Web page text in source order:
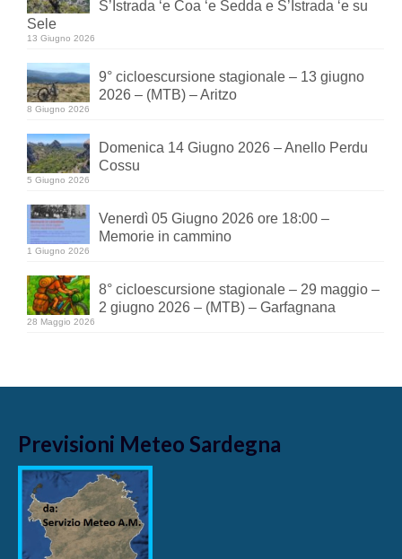
S’Istrada ‘e Coa ‘e Sedda e S’Istrada ‘e su
Sele
13 Giugno 2026
9° cicloescursione stagionale – 13 giugno
2026 – (MTB) – Aritzo
8 Giugno 2026
Domenica 14 Giugno 2026 – Anello Perdu
Cossu
5 Giugno 2026
Venerdì 05 Giugno 2026 ore 18:00 –
Memorie in cammino
1 Giugno 2026
8° cicloescursione stagionale – 29 maggio –
2 giugno 2026 – (MTB) – Garfagnana
28 Maggio 2026
Previsioni Meteo Sardegna